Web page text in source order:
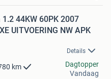
1.2 44KW 60PK 2007
UITVOERING NW APK
Details
km
Dagtopper
Vandaag